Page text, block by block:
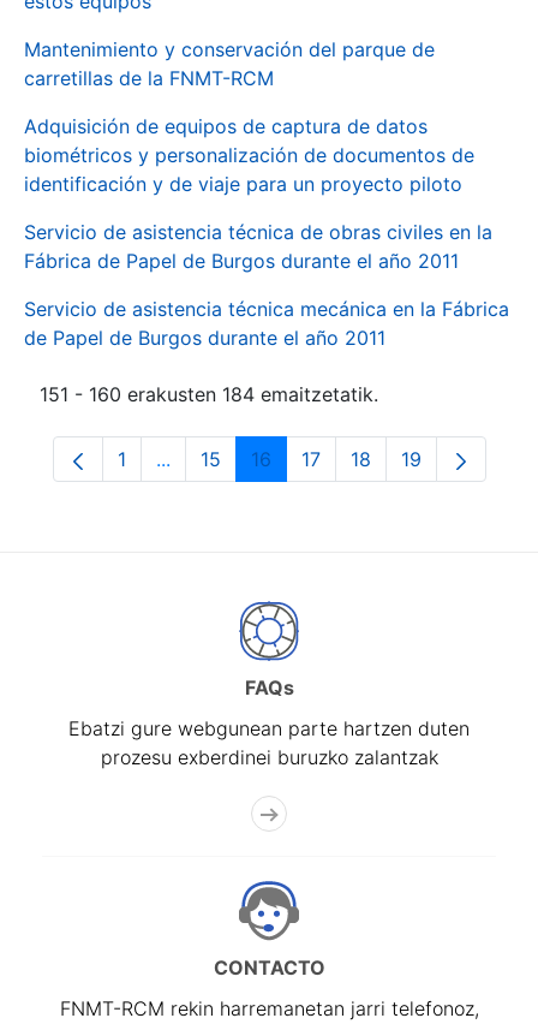
Mantenimiento y conservación del parque de
carretillas de la FNMT-RCM
Adquisición de equipos de captura de datos
biométricos y personalización de documentos de
identificación y de viaje para un proyecto piloto
Servicio de asistencia técnica de obras civiles en la
Fábrica de Papel de Burgos durante el año 2011
Servicio de asistencia técnica mecánica en la Fábrica
de Papel de Burgos durante el año 2011
151 - 160 erakusten 184 emaitzetatik.
Orrialdea
1 ...Intermediate Pages Use TAB to navigate.
Orrialdea
15 Orrialdea
16 Orrialdea
17 Orrialdea
18 Orrialdea
19
FAQs
Ebatzi gure webgunean parte hartzen duten
prozesu exberdinei buruzko zalantzak
CONTACTO
FNMT-RCM rekin harremanetan jarri telefonoz,